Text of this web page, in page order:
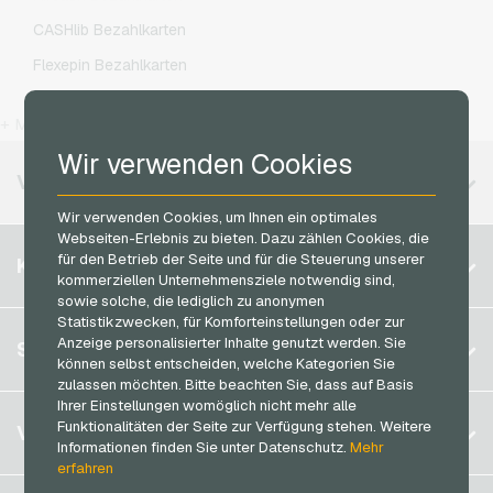
Wir verwenden Cookies
Wir verwenden Cookies, um Ihnen ein optimales
Webseiten-Erlebnis zu bieten. Dazu zählen Cookies, die
für den Betrieb der Seite und für die Steuerung unserer
kommerziellen Unternehmensziele notwendig sind,
sowie solche, die lediglich zu anonymen
Statistikzwecken, für Komforteinstellungen oder zur
Anzeige personalisierter Inhalte genutzt werden. Sie
können selbst entscheiden, welche Kategorien Sie
zulassen möchten. Bitte beachten Sie, dass auf Basis
Ihrer Einstellungen womöglich nicht mehr alle
Funktionalitäten der Seite zur Verfügung stehen. Weitere
Informationen finden Sie unter Datenschutz.Mehr
erfahren
roastmarket Geschenkkarten
RTL+ Geschenkkarten
Saturn Geschenkkarten
Shell Geschenkkarten
Spotify Premium Geschenkkarten
Thalia Geschenkkarten
TikTok Geschenkkarten
toom Geschenkkarten
Wolt Geschenkkarten
Vodafone Handyguthaben
CASHlib Bezahlkarten
Flexepin Bezahlkarten
Neosurf Bezahlkarten
Razer Gold Bezahlkarten
Transcash Bezahlkarten
VERFÜGBARE REGIONEN
Belgien
Brasilien
Deutschland (DE)
Deutschland (EN)
Frankreich
Italien
Niederlande
KONTO
Registrieren
Anmelden
Mein Warenkorb
SERVICE
FAQ
Zahlungsmethoden
VGO-SHOP